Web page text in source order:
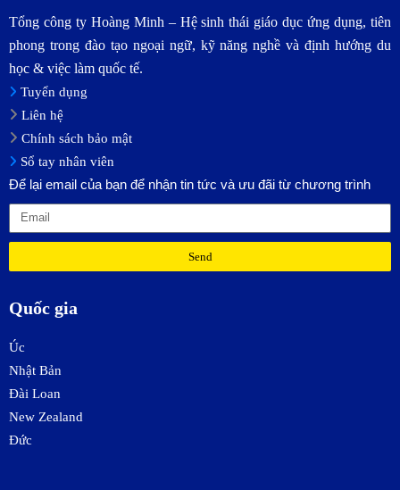
Tổng công ty Hoàng Minh – Hệ sinh thái giáo dục ứng dụng, tiên
phong trong đào tạo ngoại ngữ, kỹ năng nghề và định hướng du
học & việc làm quốc tế.
Tuyển dụng
Liên hệ
Chính sách bảo mật
Sổ tay nhân viên
Để lại email của bạn để nhận tin tức và ưu đãi từ chương trình
Send
Quốc gia
Úc
Nhật Bản
Đài Loan
New Zealand
Đức